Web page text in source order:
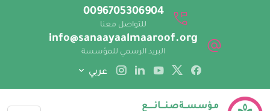
0096705306904
للتواصل معنا
info@sanaayaalmaaroof.org
البريد الرسمي للمؤسسة
عربي
المياه والاصحاح البيئي
مشروع بناء خزانات المياه